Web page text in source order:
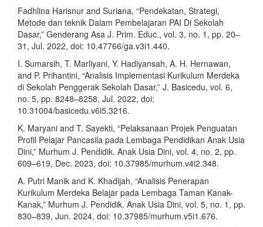
Fadhlina Harisnur and Suriana, “Pendekatan, Strategi,
Metode dan teknik Dalam Pembelajaran PAI Di Sekolah
Dasar,” Genderang Asa J. Prim. Educ., vol. 3, no. 1, pp. 20–
31, Jul. 2022, doi: 10.47766/ga.v3i1.440.
I. Sumarsih, T. Marliyani, Y. Hadiyansah, A. H. Hernawan,
and P. Prihantini, “Analisis Implementasi Kurikulum Merdeka
di Sekolah Penggerak Sekolah Dasar,” J. Basicedu, vol. 6,
no. 5, pp. 8248–8258, Jul. 2022, doi:
10.31004/basicedu.v6i5.3216.
K. Maryani and T. Sayekti, “Pelaksanaan Projek Penguatan
Profil Pelajar Pancasila pada Lembaga Pendidikan Anak Usia
Dini,” Murhum J. Pendidik. Anak Usia Dini, vol. 4, no. 2, pp.
609–619, Dec. 2023, doi: 10.37985/murhum.v4i2.348.
A. Putri Manik and K. Khadijah, “Analisis Penerapan
Kurikulum Merdeka Belajar pada Lembaga Taman Kanak-
Kanak,” Murhum J. Pendidik. Anak Usia Dini, vol. 5, no. 1, pp.
830–839, Jun. 2024, doi: 10.37985/murhum.v5i1.676.